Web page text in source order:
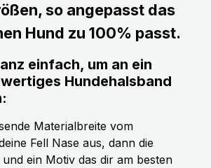
so angepasst das
Hund zu 100% passt.
einfach, um an ein
Hundehalsband
Materialbreite vom
Fell Nase aus, dann die
ein Motiv das dir am besten